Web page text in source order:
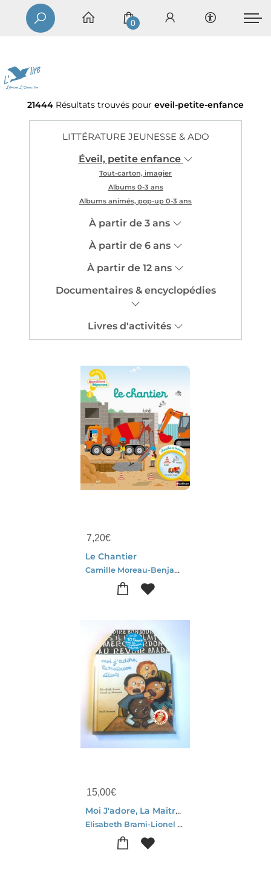
0
21444 Résultats trouvés pour eveil-petite-enfance
LITTÉRATURE JEUNESSE & ADO
Éveil, petite enfance
Tout-carton, imagier
Albums 0-3 ans
Albums animés, pop-up 0-3 ans
À partir de 3 ans
À partir de 6 ans
À partir de 12 ans
Documentaires & encyclopédies
Livres d'activités
7,20€
Le Chantier
Camille Moreau-Benjamin Becue
15,00€
Moi J'adore, La Maitresse Deteste
Elisabeth Brami-Lionel Le Neouanic